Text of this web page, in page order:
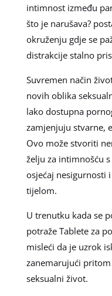
intimnost između
što je narušava?
okruženju gdje se
distrakcije stalno
Suvremen način
novih oblika
lako dostupna
zamjenjuju stvarne,
Ovo može stvoriti
želju za intimnošću
osjećaj nesigurnosti
tijelom.
U trenutku kada se
potraže Tablete za
misleći da je uzrok
zanemarujući
seksualni život.